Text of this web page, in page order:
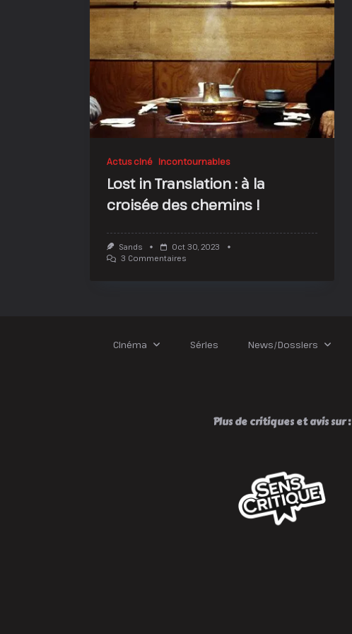
Actus ciné Incontournables
Lost in Translation : à la
croisée des chemins !
Sands
Oct 30, 2023
3 CommentairesSur
Des
Cinéma Séries News/Dossiers
Plus de critiques et avis sur :